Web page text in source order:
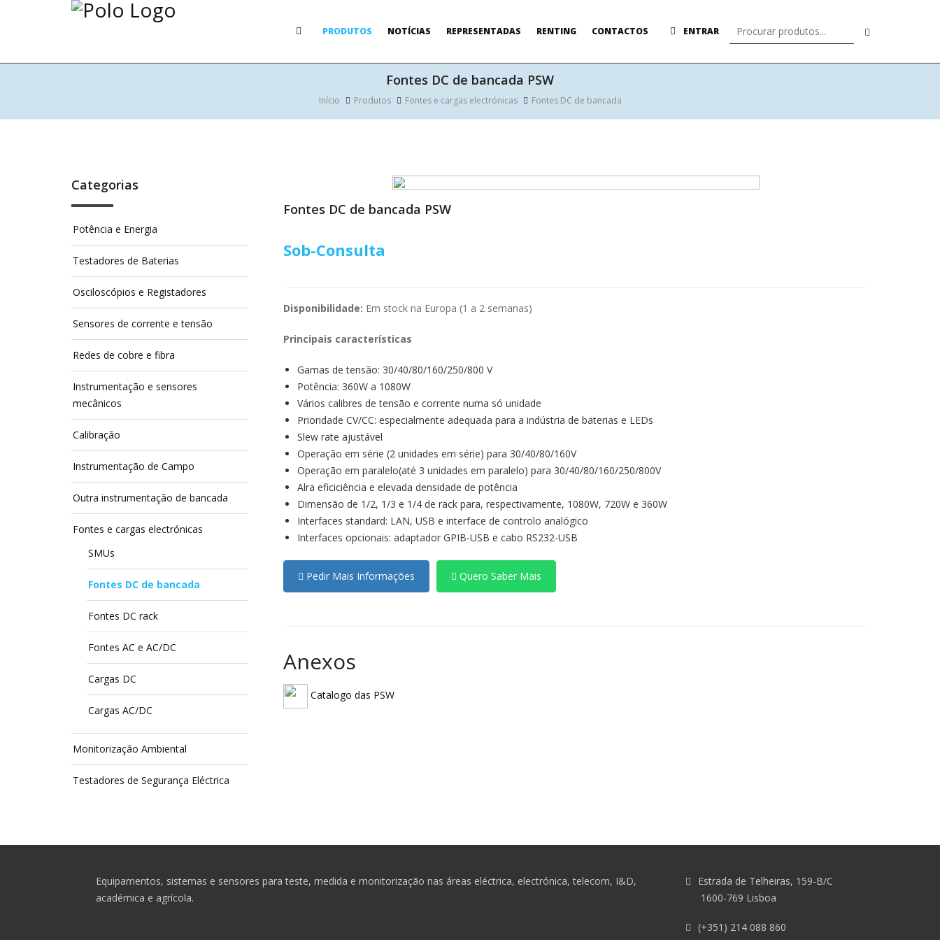
PRODUTOS NOTÍCIAS REPRESENTADAS RENTING CONTACTOS ENTRAR
Fontes DC de bancada PSW
Início Produtos Fontes e cargas electrónicas Fontes DC de bancada
Fontes DC de bancada PSW
Sob-Consulta
Disponibilidade: Em stock na Europa (1 a 2 semanas)
Principais características
Gamas de tensão: 30/40/80/160/250/800 V
Potência: 360W a 1080W
Vários calibres de tensão e corrente numa só unidade
Prioridade CV/CC: especialmente adequada para a indústria de baterias e LEDs
Slew rate ajustável
Operação em série (2 unidades em série) para 30/40/80/160V
Operação em paralelo(até 3 unidades em paralelo) para 30/40/80/160/250/800V
Alra eficiciência e elevada densidade de potência
Dimensão de 1/2, 1/3 e 1/4 de rack para, respectivamente, 1080W, 720W e 360W
Interfaces standard: LAN, USB e interface de controlo analógico
Interfaces opcionais: adaptador GPIB-USB e cabo RS232-USB
Pedir Mais Informações Quero Saber Mais
Anexos
Catalogo das PSW
Categorias
Potência e Energia
Testadores de Baterias
Osciloscópios e Registadores
Sensores de corrente e tensão
Redes de cobre e fibra
Instrumentação e sensores
mecânicos
Calibração
Instrumentação de Campo
Outra instrumentação de bancada
Fontes e cargas electrónicas
SMUs
Fontes DC de bancada
Fontes DC rack
Fontes AC e AC/DC
Cargas DC
Cargas AC/DC
Monitorização Ambiental
Testadores de Segurança Eléctrica
Equipamentos, sistemas e sensores para teste, medida e monitorização nas áreas eléctrica, electrónica, telecom, I&D,
académica e agrícola.
Estrada de Telheiras, 159-B/C
1600-769 Lisboa
(+351) 214 088 860